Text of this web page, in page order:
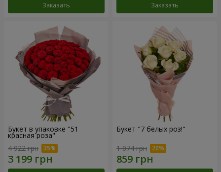
Заказать Заказать
Букет в упаковке "51
красная роза"
4 922 грн
Букет "7 белых роз!"
1 074 грн